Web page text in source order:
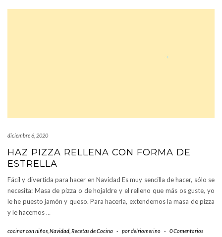
diciembre 6, 2020
HAZ PIZZA RELLENA CON FORMA DE
ESTRELLA
Fácil y divertida para hacer en Navidad Es muy sencilla de hacer, sólo se
necesita: Masa de pizza o de hojaldre y el relleno que más os guste, yo
le he puesto jamón y queso. Para hacerla, extendemos la masa de pizza
y le hacemos …
cocinar con niños Navidad Recetas de Cocina - pordelriomerino - 0 Comentarios